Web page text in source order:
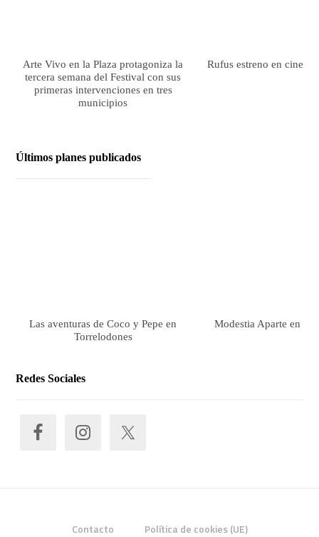
Arte Vivo en la Plaza protagoniza la
tercera semana del Festival con sus
primeras intervenciones en tres
municipios
Rufus estreno en cines
Últimos planes publicados
Las aventuras de Coco y Pepe en
Torrelodones
Modestia Aparte en
Redes Sociales
Contacto
Política de cookies (UE)